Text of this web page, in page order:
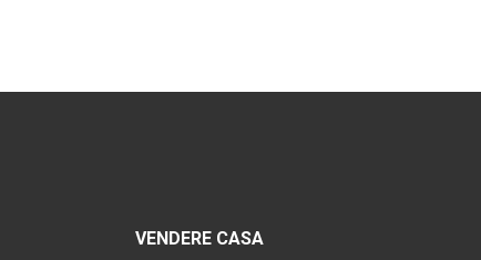
VENDERE CASA